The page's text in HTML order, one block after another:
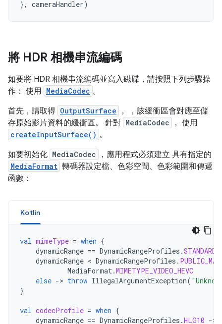
},
cameraHandler)
將 HDR 相機串流編碼
如要將 HDR 相機串流編碼並寫入磁碟，請按照下列步驟操
作： 使用 MediaCodec 。
首先，請取得 OutputSurface
， ，該緩衝區會對應至儲
存原始影片資料的緩衝區。 針對 MediaCodec ， 使用
createInputSurface() 。
如要初始化 MediaCodec ，應用程式必須建立 具有指定的
MediaFormat 轉碼器設定檔、色彩空間、色彩範圍和傳遞
函數：
Kotlin
val mimeType = when {
dynamicRange == DynamicRangeProfiles .STANDARD
dynamicRange < DynamicRangeProfiles . PUBLIC_MAX
MediaFormat.MIMETYPE_VIDEO_HEVC
else -> throw IllegalArgumentException(
}
val codecProfile = when {
dynamicRange == DynamicRangeProfiles .HLG10 ->